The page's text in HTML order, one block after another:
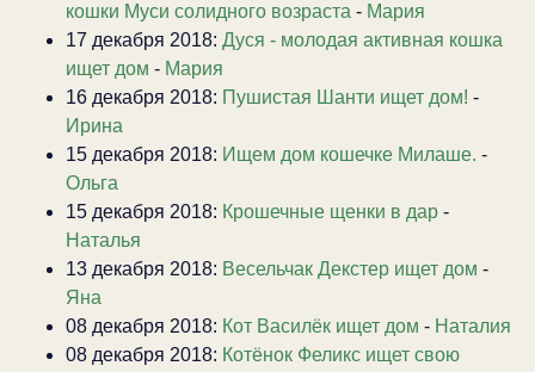
кошки Муси солидного возраста - Мария
17 декабря 2018: Дуся - молодая активная кошка
ищет дом - Мария
16 декабря 2018: Пушистая Шанти ищет дом! -
Ирина
15 декабря 2018: Ищем дом кошечке Милаше. -
Ольга
15 декабря 2018: Крошечные щенки в дар -
Наталья
13 декабря 2018: Весельчак Декстер ищет дом -
Яна
08 декабря 2018: Кот Василёк ищет дом - Наталия
08 декабря 2018: Котёнок Феликс ищет свою